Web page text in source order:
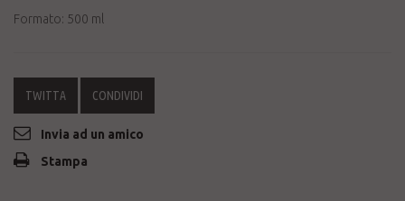
Formato: 500 ml
TWITTA CONDIVIDI
Invia ad un amico
Stampa